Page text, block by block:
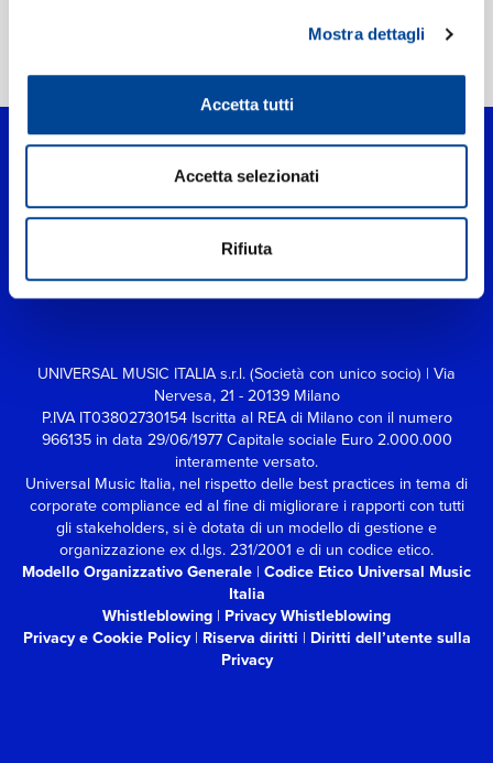
Mostra dettagli
Accetta tutti
Accetta selezionati
Rifiuta
Home Pop > FESTA
UNIVERSAL MUSIC ITALIA s.r.l. (Società con unico socio) | Via
Nervesa, 21 - 20139 Milano
P.IVA IT03802730154 Iscritta al REA di Milano con il numero
966135 in data 29/06/1977Capitale sociale Euro 2.000.000
interamente versato.
Universal Music Italia, nel rispetto delle best practices in tema di
corporate compliance ed al fine di migliorare i rapporti con tutti
gli stakeholders,si è dotata di un modello di gestione e
organizzazione ex d.lgs. 231/2001 e di un codice etico.
Modello Organizzativo Generale | Codice Etico Universal Music
Italia
Whistleblowing | Privacy Whistleblowing
Privacy e Cookie Policy| Riserva diritti | Diritti dell’utente sulla
Privacy